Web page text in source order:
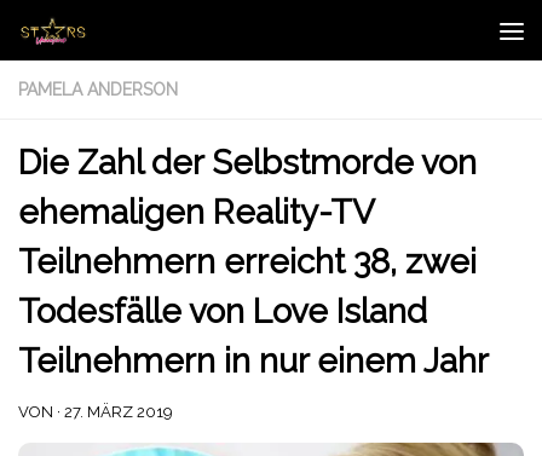
Zum Inhalt springen
PAMELA ANDERSON
Die Zahl der Selbstmorde von
ehemaligen Reality-TV
Teilnehmern erreicht 38, zwei
Todesfälle von Love Island
Teilnehmern in nur einem Jahr
VON · 27. MÄRZ 2019